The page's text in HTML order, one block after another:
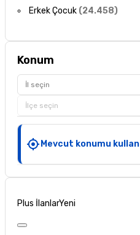
Erkek Çocuk (24.458)
Konum
İl seçin
İlçe seçin
Mevcut konumu kullan
Plus İlanlarYeni